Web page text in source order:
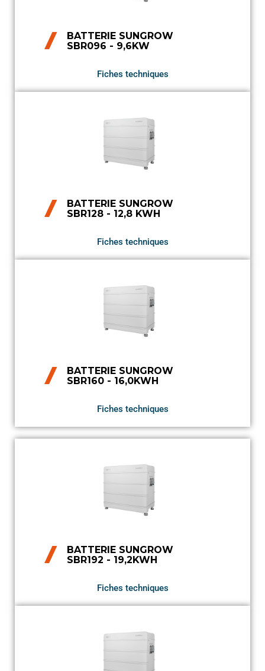
BATTERIE SUNGROW
SBR096 - 9,6KW
Fiches techniques
BATTERIE SUNGROW
SBR128 - 12,8 KWH
Fiches techniques
BATTERIE SUNGROW
SBR160 - 16,0KWH
Fiches techniques
BATTERIE SUNGROW
SBR192 - 19,2KWH
Fiches techniques